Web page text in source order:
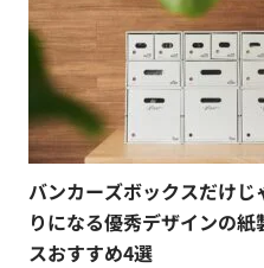
バンカーズボックスだけじ
りになる優秀デザインの紙
スおすすめ4選